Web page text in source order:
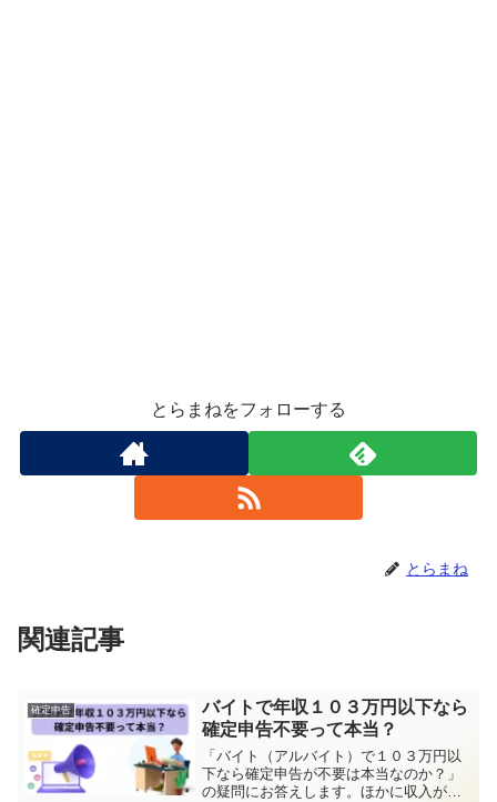
とらまねをフォローする
とらまね
関連記事
確定申告
バイトで年収１０３万円以下なら
確定申告不要って本当？
「バイト（アルバイト）で１０３万円以
下なら確定申告が不要は本当なのか？」
の疑問にお答えします。ほかに収入がな